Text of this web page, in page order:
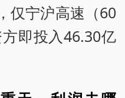
仅宁沪高速（60
即投入46.30亿